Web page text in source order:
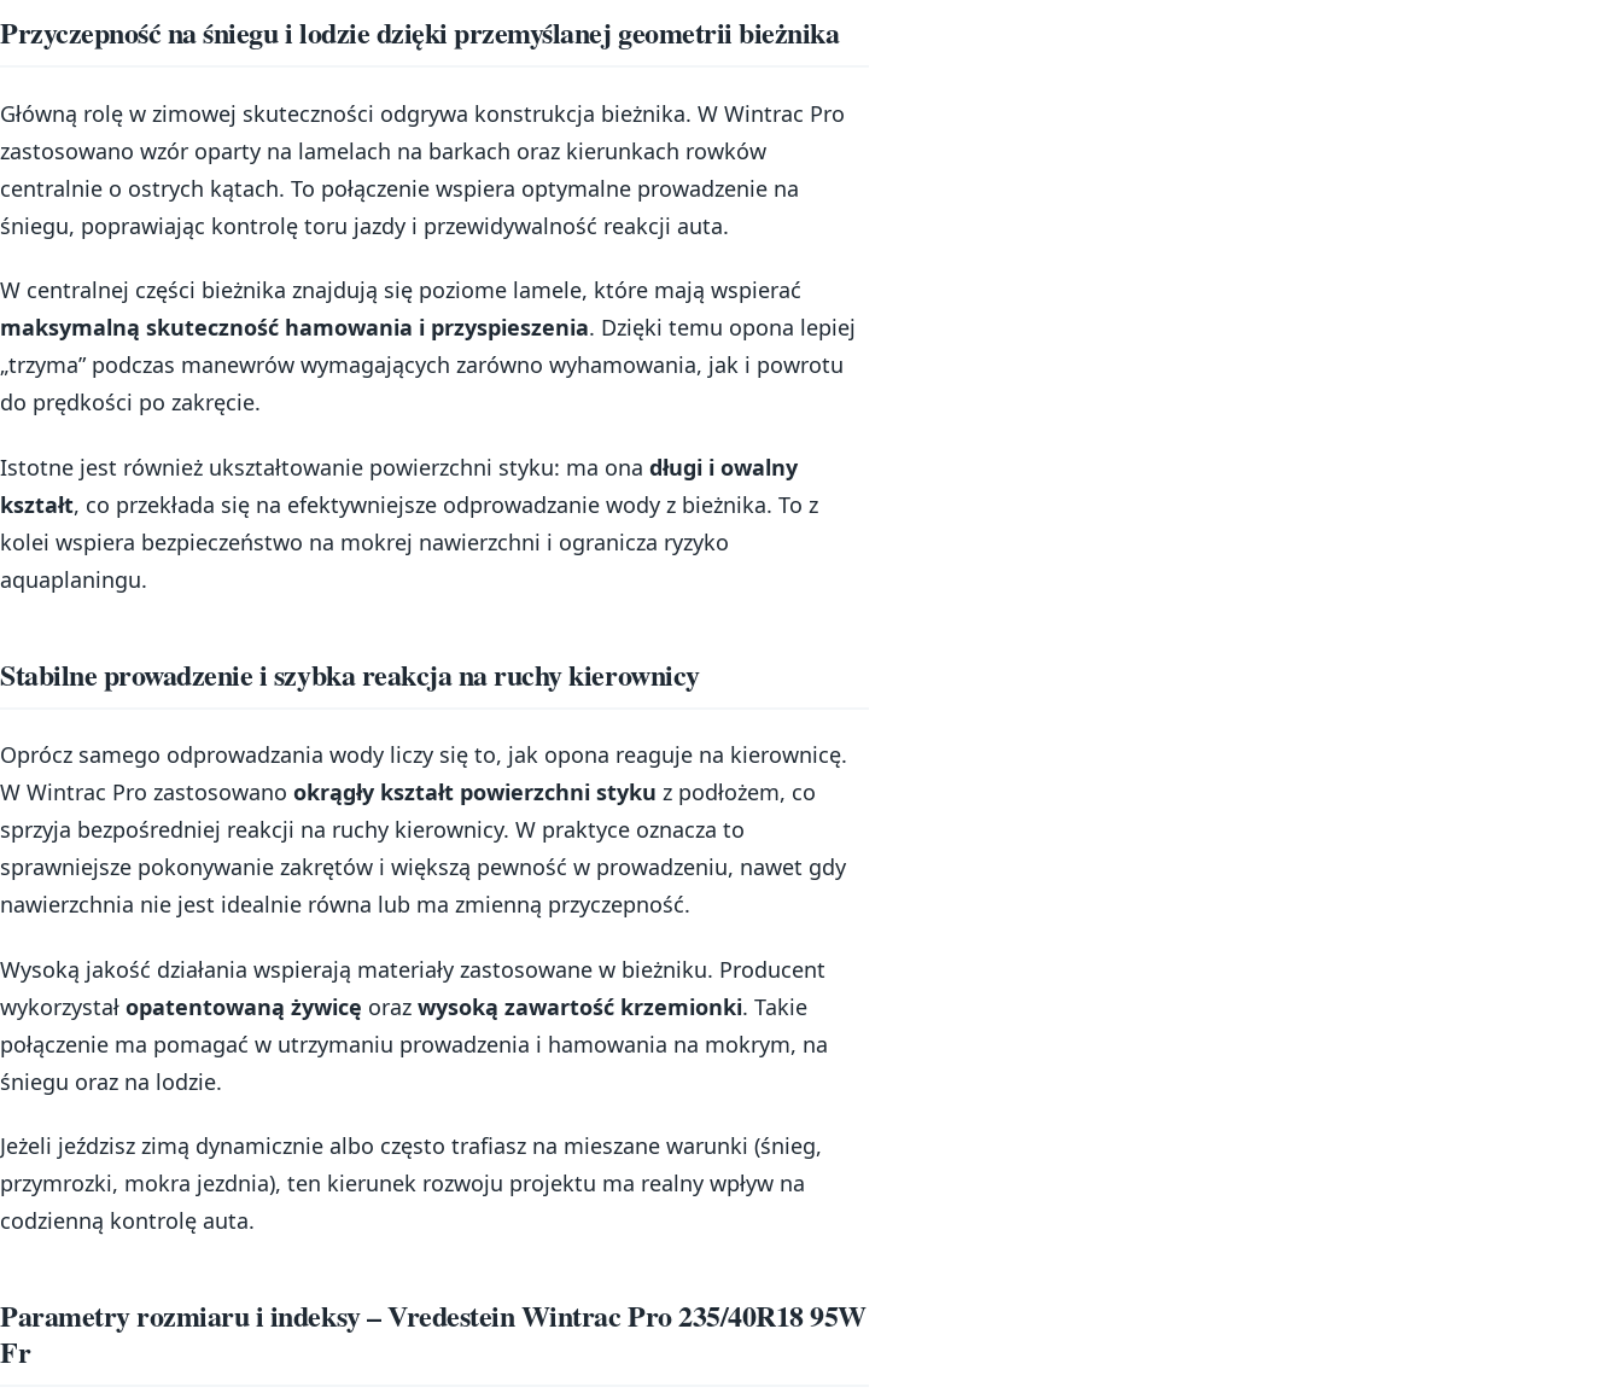
Przyczepność na śniegu i lodzie dzięki przemyślanej geometrii bieżnika
Główną rolę w zimowej skuteczności odgrywa konstrukcja bieżnika. W Wintrac Pro
zastosowano wzór oparty na lamelach na barkach oraz kierunkach rowków
centralnie o ostrych kątach. To połączenie wspiera optymalne prowadzenie na
śniegu, poprawiając kontrolę toru jazdy i przewidywalność reakcji auta.
W centralnej części bieżnika znajdują się poziome lamele, które mają wspierać
maksymalną skuteczność hamowania i przyspieszenia. Dzięki temu opona lepiej
„trzyma” podczas manewrów wymagających zarówno wyhamowania, jak i powrotu
do prędkości po zakręcie.
Istotne jest również ukształtowanie powierzchni styku: ma ona długi i owalny
kształt, co przekłada się na efektywniejsze odprowadzanie wody z bieżnika. To z
kolei wspiera bezpieczeństwo na mokrej nawierzchni i ogranicza ryzyko
aquaplaningu.
Stabilne prowadzenie i szybka reakcja na ruchy kierownicy
Oprócz samego odprowadzania wody liczy się to, jak opona reaguje na kierownicę.
W Wintrac Pro zastosowano okrągły kształt powierzchni styku z podłożem, co
sprzyja bezpośredniej reakcji na ruchy kierownicy. W praktyce oznacza to
sprawniejsze pokonywanie zakrętów i większą pewność w prowadzeniu, nawet gdy
nawierzchnia nie jest idealnie równa lub ma zmienną przyczepność.
Wysoką jakość działania wspierają materiały zastosowane w bieżniku. Producent
wykorzystał opatentowaną żywicę oraz wysoką zawartość krzemionki. Takie
połączenie ma pomagać w utrzymaniu prowadzenia i hamowania na mokrym, na
śniegu oraz na lodzie.
Jeżeli jeździsz zimą dynamicznie albo często trafiasz na mieszane warunki (śnieg,
przymrozki, mokra jezdnia), ten kierunek rozwoju projektu ma realny wpływ na
codzienną kontrolę auta.
Parametry rozmiaru i indeksy – Vredestein Wintrac Pro 235/40R18 95W
Fr